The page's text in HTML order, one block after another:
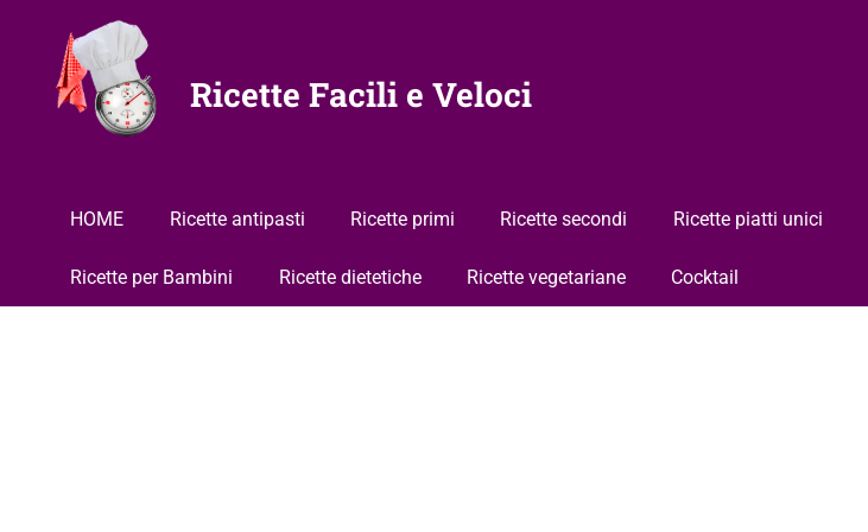
contenuto
Ricette Facili e Veloci
HOME Ricette antipasti Ricette primi Ricette secondi Ricette piatti unici
Ricette per Bambini Ricette dietetiche Ricette vegetariane Cocktail